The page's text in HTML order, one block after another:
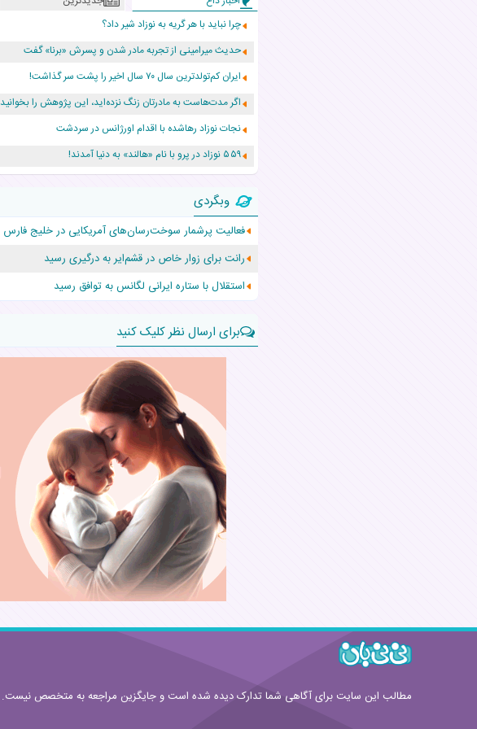
چرا نباید با هر گریه به نوزاد شیر داد؟
حدیث میرامینی از تجربه مادر شدن و پسرش «برنا» گفت
ایران کم‌تولدترین سال ۷۰ سال اخیر را پشت سر گذاشت!
اگر مدت‌هاست به مادرتان زنگ نزده‌اید، این پژوهش را بخوانید
نجات نوزاد رهاشده با اقدام اورژانس در سردشت
۵۵۹ نوزاد در پرو با نام «هالند» به دنیا آمدند!
افزایش قد این دختر، چند میلیون دلار برای پدرش خرج داشته
حرکت غیرقانونی یک پرستار، جان دوقلوها را نجات داد!
عجیب‌ترین تولد در ۵/۵/۵ امسال که همه را شوکه کرد!
وبگردی
فعالیت پرشمار سوخت‌رسان‌های آمریکایی در خلیج فارس
رانت برای زوار خاص در قشم‌ایر به درگیری رسید
استقلال با ستاره ایرانی لگانس به توافق رسید
برای ارسال نظر کلیک کنید
قوانین ارسال نظر
مطالب این سایت برای آگاهی شما تدارک دیده شده است و جایگزین مراجعه به متخصص نیست.